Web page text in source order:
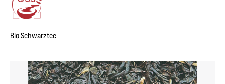
Bio Schwarztee
Bildergalerie überspringen